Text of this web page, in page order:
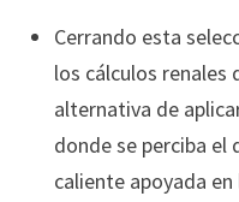
Cerrando esta
los cálculos renales
alternativa de
donde se perciba el
caliente apoyada